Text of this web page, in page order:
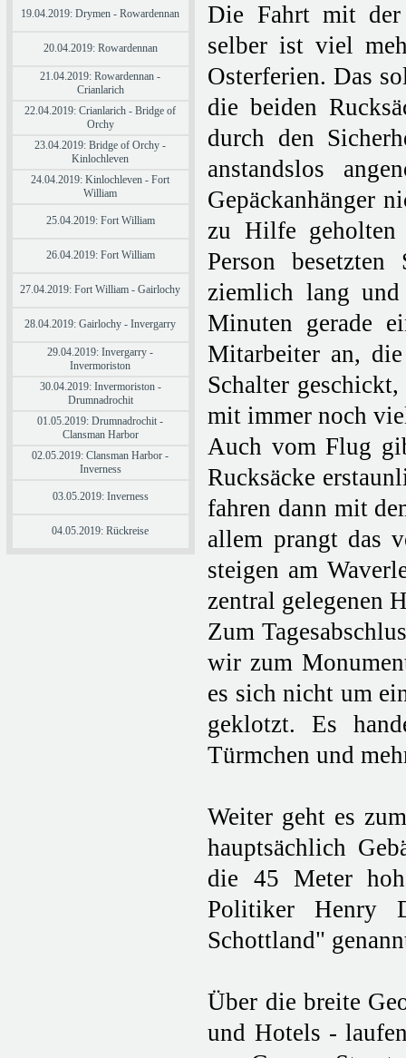
19.04.2019: Drymen - Rowardennan
20.04.2019: Rowardennan
21.04.2019: Rowardennan -
Crianlarich
22.04.2019: Crianlarich - Bridge of
Orchy
23.04.2019: Bridge of Orchy -
Kinlochleven
24.04.2019: Kinlochleven - Fort
William
25.04.2019: Fort William
26.04.2019: Fort William
27.04.2019: Fort William - Gairlochy
28.04.2019: Gairlochy - Invergarry
29.04.2019: Invergarry -
Invermoriston
30.04.2019: Invermoriston -
Drumnadrochit
01.05.2019: Drumnadrochit -
Clansman Harbor
02.05.2019: Clansman Harbor -
Inverness
03.05.2019: Inverness
04.05.2019: Rückreise
Die Fahrt mit der
selber ist viel
Osterferien. Das
die beiden
durch den
anstandslos
Gepäckanhänger
zu Hilfe geholten
Person
ziemlich lang
Minuten gerade
Mitarbeiter an,
Schalter
mit immer noch
Auch vom Flug
Rucksäcke
fahren dann mit
allem prangt das
steigen am
zentral gelegenen
Zum
wir zum
es sich nicht um
geklotzt. Es
Türmchen und
Weiter geht es
hauptsächlich
die 45 Meter
Politiker Henry
Schottland"
Über die breite
und Hotels -